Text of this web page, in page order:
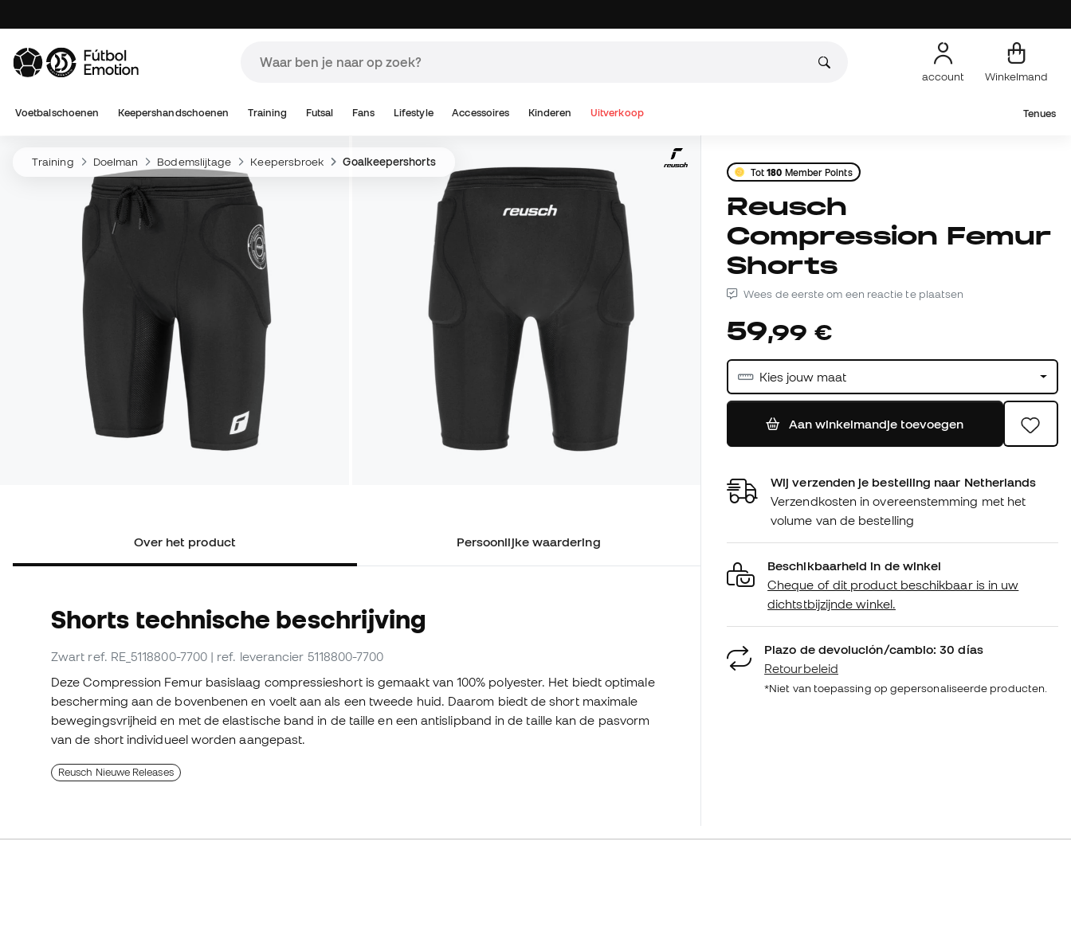
account Winkelmand
Voetbalschoenen Keepershandschoenen Training Futsal Fans Lifestyle Accessoires Kinderen Uitverkoop Tenues
Training Doelman Bodemslijtage Keepersbroek Goalkeepershorts
Over het product Persoonlijke waardering
Shorts technische beschrijving
Zwart ref. RE_5118800-7700 | ref. leverancier 5118800-7700
Deze Compression Femur basislaag compressieshort is gemaakt van 100% polyester. Het biedt optimale
bescherming aan de bovenbenen en voelt aan als een tweede huid. Daarom biedt de short maximale
bewegingsvrijheid en met de elastische band in de taille en een antislipband in de taille kan de pasvorm
van de short individueel worden aangepast.
Reusch Nieuwe Releases
Tot180 Member Points
Reusch
Compression Femur
Shorts
Wees de eerste om een reactie te plaatsen
59,99 €
Kies jouw maat
Aan winkelmandje toevoegen
Wij verzenden je bestelling naar Netherlands
Verzendkosten in overeenstemming met het
volume van de bestelling
Beschikbaarheid in de winkel
Cheque of dit product beschikbaar is in uw
dichtstbijzijnde winkel.
Plazo de devolución/cambio: 30 días
Retourbeleid
*Niet van toepassing op gepersonaliseerde producten.